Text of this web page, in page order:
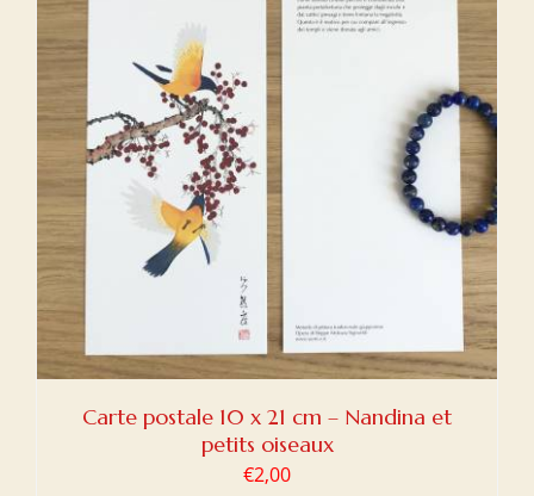
Carte postale 10 x 21 cm – Nandina et
petits oiseaux
€2,00